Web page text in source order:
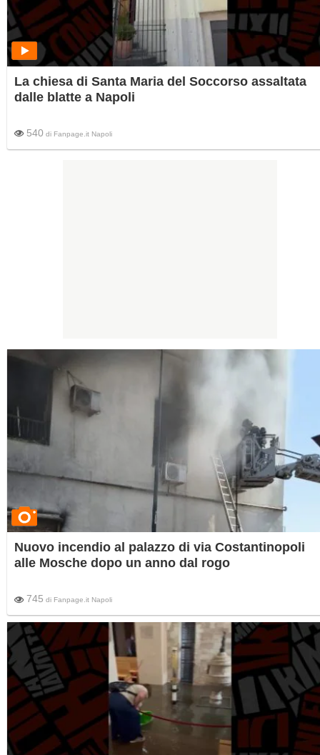
La chiesa di Santa Maria del Soccorso assaltata
dalle blatte a Napoli
540 di Fanpage.it Napoli
Nuovo incendio al palazzo di via Costantinopoli
alle Mosche dopo un anno dal rogo
745 di Fanpage.it Napoli